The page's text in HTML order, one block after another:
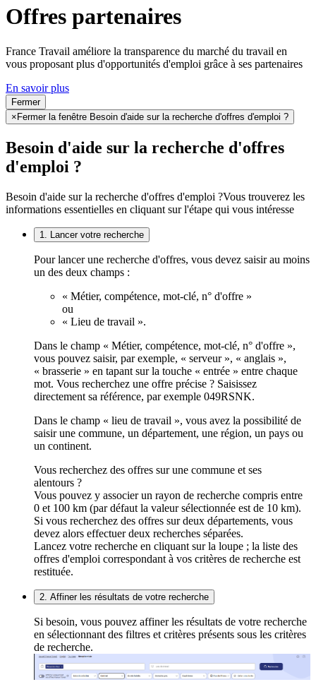
Offres partenaires
France Travail améliore la transparence du marché du travail en
vous proposant plus d'opportunités d'emploi grâce à ses partenaires
En savoir plus
Fermer
× Fermer la fenêtre Besoin d'aide sur la recherche d'offres d'emploi ?
Besoin d'aide sur la recherche d'offres
d'emploi ?
Besoin d'aide sur la recherche d'offres d'emploi ?Vous trouverez les
informations essentielles en cliquant sur l'étape qui vous intéresse
1. Lancer votre recherche
Pour lancer une recherche d'offres, vous devez saisir au moins
un des deux champs :
« Métier, compétence, mot-clé, n° d'offre »
ou
« Lieu de travail ».
Dans le champ « Métier, compétence, mot-clé, n° d'offre »,
vous pouvez saisir, par exemple, « serveur », « anglais »,
« brasserie » en tapant sur la touche « entrée » entre chaque
mot. Vous recherchez une offre précise ? Saisissez
directement sa référence, par exemple 049RSNK.
Dans le champ « lieu de travail », vous avez la possibilité de
saisir une commune, un département, une région, un pays ou
un continent.
Vous recherchez des offres sur une commune et ses
alentours ?
Vous pouvez y associer un rayon de recherche compris entre
0 et 100 km (par défaut la valeur sélectionnée est de 10 km).
Si vous recherchez des offres sur deux départements, vous
devez alors effectuer deux recherches séparées.
Lancez votre recherche en cliquant sur la loupe ; la liste des
offres d'emploi correspondant à vos critères de recherche est
restituée.
2. Affiner les résultats de votre recherche
Si besoin, vous pouvez affiner les résultats de votre recherche
en sélectionnant des filtres et critères présents sous les critères
de recherche.